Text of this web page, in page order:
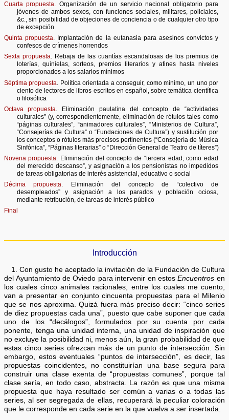
Cuarta propuesta. Organización de un servicio nacional obligatorio para
jóvenes de ambos sexos, con funciones sociales, militares, policiales,
&c., sin posibilidad de objeciones de conciencia o de cualquier otro tipo
de excepción
Quinta propuesta. Implantación de la eutanasia para asesinos convictos y
confesos de crímenes horrendos
Sexta propuesta. Rebaja de las cuantías escandalosas de los premios de
loterías, quinielas, sorteos, premios literarios y afines hasta niveles
proporcionados a los salarios mínimos
Séptima propuesta . Política orientada a conseguir, como mínimo, un uno por
ciento de lectores de libros escritos en español, sobre temática científica
o filosófica
Octava propuesta . Eliminación paulatina del concepto de “actividades
culturales” (y, correspondientemente, eliminación de rótulos tales como
“páginas culturales”, “animadores culturales”, “Ministerios de Cultura”,
“Consejerías de Cultura” o “Fundaciones de Cultura”) y sustitución por
los conceptos o rótulos más precisos pertinentes (“Consejería de Música
Sinfónica”, “Páginas literarias” o “Dirección General de Teatro de títeres”)
Novena propuesta. Eliminación del concepto de “tercera edad, como edad
del merecido descanso”, y asignación a los pensionistas no impedidos
de tareas obligatorias de interés asistencial, educativo o social
Décima propuesta. Eliminación del concepto de “colectivo de
desempleados” y asignación a los parados y población ociosa,
mediante retribución, de tareas de interés público
Final
Introducción
1. Con gusto he aceptado la invitación de la Fundación de Cultura
del Ayuntamiento de Oviedo para intervenir en estosEncuentros en
los cuales cinco animales racionales, entre los cuales me cuento,
van a presentar en conjunto cincuenta propuestas para el Milenio
que se nos aproxima. Quizá fuera más preciso decir: “cinco series
de diez propuestas cada una”, puesto que cabe suponer que cada
uno de los “decálogos”, formulados por su cuenta por cada
ponente, tenga una unidad interna, una unidad de inspiración que
no excluye la posibilidad ni, menos aún, la gran probabilidad de que
estas cinco series ofrezcan más de un punto de intersección. Sin
embargo, estos eventuales “puntos de intersección”, es decir, las
propuestas coincidentes, no constituirían una base segura para
construir una clase exenta de “propuestas comunes”, porque tal
clase sería, en todo caso, abstracta. La razón es que una misma
propuesta que haya resultado ser común a varias o a todas las
series, al ser segregada de ellas, recuperará la peculiar coloración
que le corresponde en cada serie en la que vuelva a ser insertada.